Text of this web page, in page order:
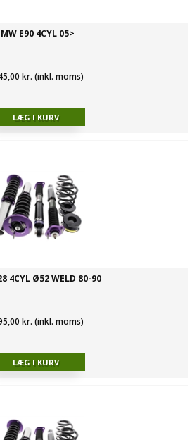
E90 4CYL 05>
kr. (inkl. moms)
4CYL Ø52 WELD 80-90
kr. (inkl. moms)